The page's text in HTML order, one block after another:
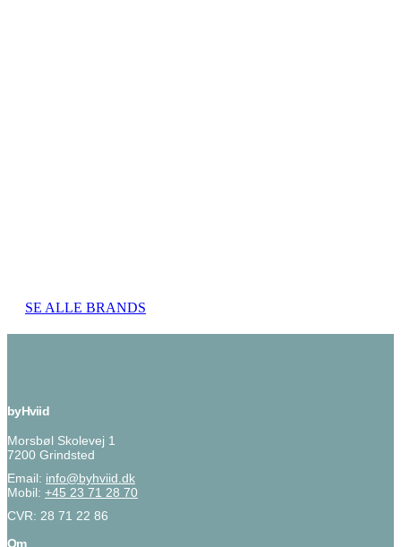
SE ALLE BRANDS
byHviid
Morsbøl Skolevej 1
7200 Grindsted
Email: info@byhviid.dk
Mobil: +45 23 71 28 70
CVR: 28 71 22 86
Om